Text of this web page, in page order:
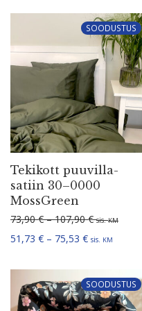
SOODUSTUS
Tekikott puuvil­la­
satiin 30–0000
MossGreen
73,90€ – 107,90€ sis.KM
51,73 € – 75,53 € sis. KM
SOODUSTUS